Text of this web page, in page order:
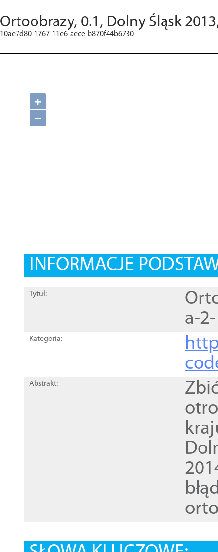
Ortoobrazy, 0.1, Dolny Śląsk
10ae7d80-1767-11e6-aece-b870f44b6730
+
−
INFORMACJE
Tytuł:
a-
Kategoria:
Abstrakt: